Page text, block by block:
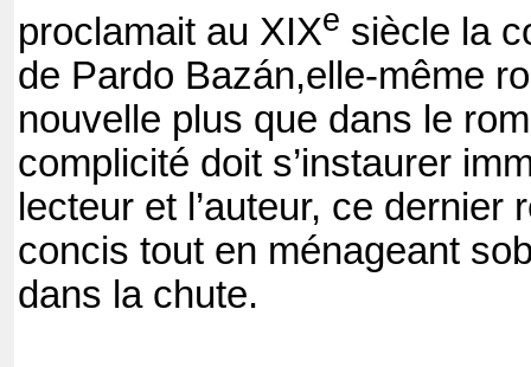
proclamait au XIXe siècle la
de Pardo Bazán,elle-même
nouvelle plus que dans le
complicité doit s’instaurer
lecteur et l’auteur, ce dernier
concis tout en ménageant
dans la chute.